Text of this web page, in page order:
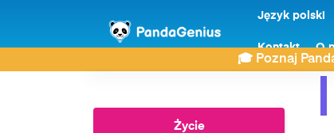
Język polski
Kontakt O
🎓 Poznaj
ZDAY Słownik Radiacja
Życie